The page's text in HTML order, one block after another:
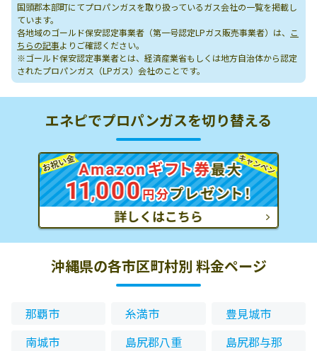
国頭郡本部町にてプロパンガスを取り扱っているガス会社の一覧を掲載し
ています。
各地域のゴールド保安認定事業者（第一号認定LPガス販売事業者）は、
こ
ちらの記事よりご確認ください。
※ゴールド保安認定事業者とは、経済産業省もしくは地方自治体から認定
されたプロパンガス（LPガス）会社のことです。
エネピでプロパンガスを切り替える
沖縄県の各市区町村別 料金ページ
那覇市 糸満市
豊見城市
南城市
島尻郡八重
島尻郡与那